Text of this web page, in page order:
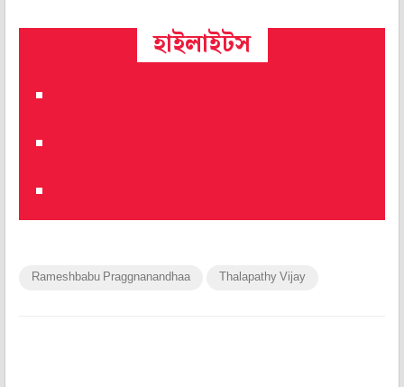
হাইলাইটস
Rameshbabu Praggnanandhaa Thalapathy Vijay